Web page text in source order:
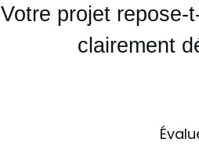
Votre projet repose-
clairement